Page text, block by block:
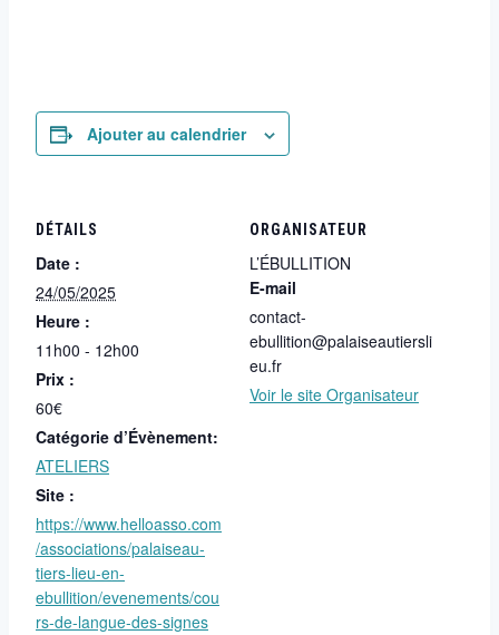
Ajouter au calendrier
DÉTAILS
Date :
24/05/2025
Heure :
11h00 - 12h00
Prix :
60€
Catégorie d’Évènement:
ATELIERS
Site :
https://www.helloasso.com
/associations/palaiseau-
tiers-lieu-en-
ebullition/evenements/cou
rs-de-langue-des-signes
ORGANISATEUR
L’ÉBULLITION
E-mail
contact-
ebullition@palaiseautiersli
eu.fr
Voir le site Organisateur